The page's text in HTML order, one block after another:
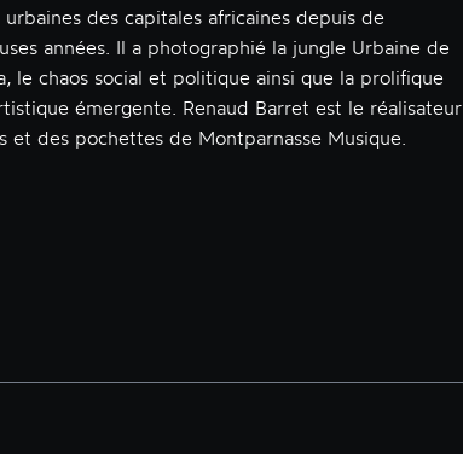
des capitales africaines depuis de
années. Il a photographié la jungle Urbaine de
le chaos social et politique ainsi que la prolifique
émergente. Renaud Barret est le réalisateur
et des pochettes de Montparnasse Musique.